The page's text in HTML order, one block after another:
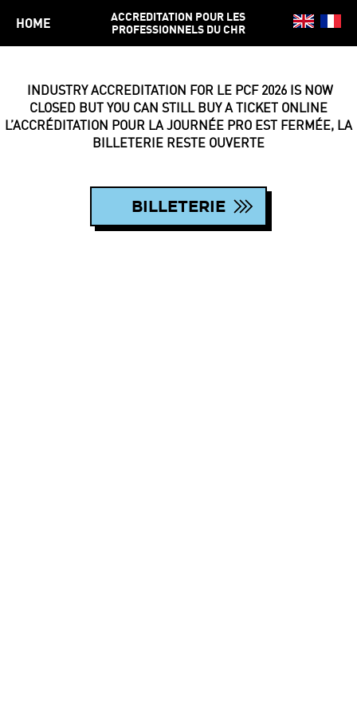
HOME
ACCREDITATION POUR LES
PROFESSIONNELS DU CHR
INDUSTRY ACCREDITATION FOR LE PCF 2026 IS NOW
CLOSED BUT YOU CAN STILL BUY A TICKET ONLINE
L’ACCRÉDITATION POUR LA JOURNÉE PRO EST FERMÉE, LA
BILLETERIE RESTE OUVERTE
BILLETERIE